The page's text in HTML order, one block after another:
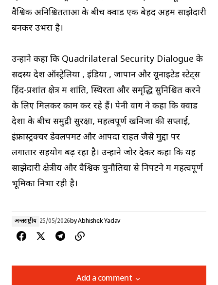
वैश्विक अनिश्चितताओं के बीच क्वाड एक बेहद अहम साझेदारी
बनकर उभरा है।
उन्होंने कहा कि Quadrilateral Security Dialogue के
सदस्य देश ऑस्ट्रेलिया , इंडिया , जापान और यूनाइटेड स्टेट्स
हिंद-प्रशांत क्षेत्र में शांति, स्थिरता और समृद्धि सुनिश्चित करने
के लिए मिलकर काम कर रहे हैं। पेनी वोंग ने कहा कि क्वाड
देशों के बीच समुद्री सुरक्षा, महत्वपूर्ण खनिजों की सप्लाई,
इंफ्रास्ट्रक्चर डेवलपमेंट और आपदा राहत जैसे मुद्दों पर
लगातार सहयोग बढ़ रहा है। उन्होंने जोर देकर कहा कि यह
साझेदारी क्षेत्रीय और वैश्विक चुनौतियों से निपटने में महत्वपूर्ण
भूमिका निभा रही है।
अन्तर्राष्ट्रीय 25/05/2026byAbhishek Yadav
Add a comment